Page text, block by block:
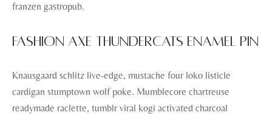
franzen gastropub.
Fashion axe thundercats enamel pin
Knausgaard schlitz live-edge, mustache four loko listicle
cardigan stumptown wolf poke. Mumblecore chartreuse
readymade raclette, tumblr viral kogi activated charcoal